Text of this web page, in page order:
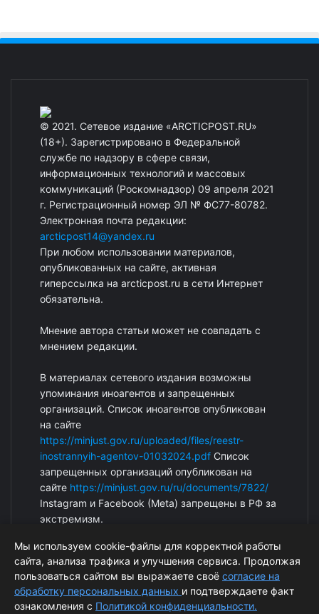
© 2021. Сетевое издание «ARCTICPOST.RU»
(18+). Зарегистрировано в Федеральной
службе по надзору в сфере связи,
информационных технологий и массовых
коммуникаций (Роскомнадзор) 09 апреля 2021
г. Регистрационный номер ЭЛ № ФС77-80782.
Электронная почта редакции:
arcticpost14@yandex.ru
При любом использовании материалов,
опубликованных на сайте, активная
гиперссылка на arcticpost.ru в сети Интернет
обязательна.
Мнение автора статьи может не совпадать с
мнением редакции.
В материалах сетевого издания возможны
упоминания иноагентов и запрещенных
организаций. Список иноагентов опубликован
на сайте
https://minjust.gov.ru/uploaded/files/reestr-
inostrannyih-agentov-01032024.pdf Список
запрещенных организаций опубликован на
сайте https://minjust.gov.ru/ru/documents/7822/
Instagram и Facebook (Metа) запрещены в РФ за
экстремизм.
Мы используем cookie-файлы для корректной работы
сайта, анализа трафика и улучшения сервиса. Продолжая
пользоваться сайтом вы выражаете своё согласие на
обработку персональных данных и подтверждаете факт
ознакомления с Политикой конфиденциальности.